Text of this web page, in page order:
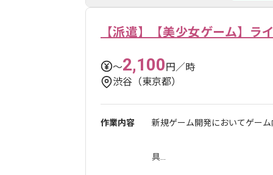
【派遣】【美少女ゲーム】ラ
〜2,100円／時
渋谷（東京都）
作業内容 新規ゲーム開発においてゲー
具...